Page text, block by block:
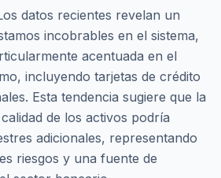
datos recientes revelan un
incobrables en el sistema,
acentuada en el
incluyendo tarjetas de crédito
Esta tendencia sugiere que la
de los activos podría
adicionales, representando
riesgos y una fuente de